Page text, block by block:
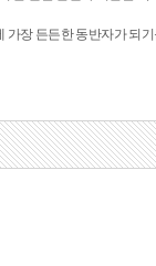
가장 든든한 동반자가 되